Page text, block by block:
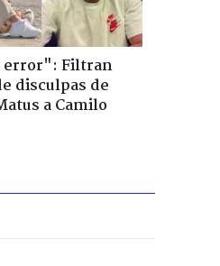
error": Filtran
disculpas de
a Camilo